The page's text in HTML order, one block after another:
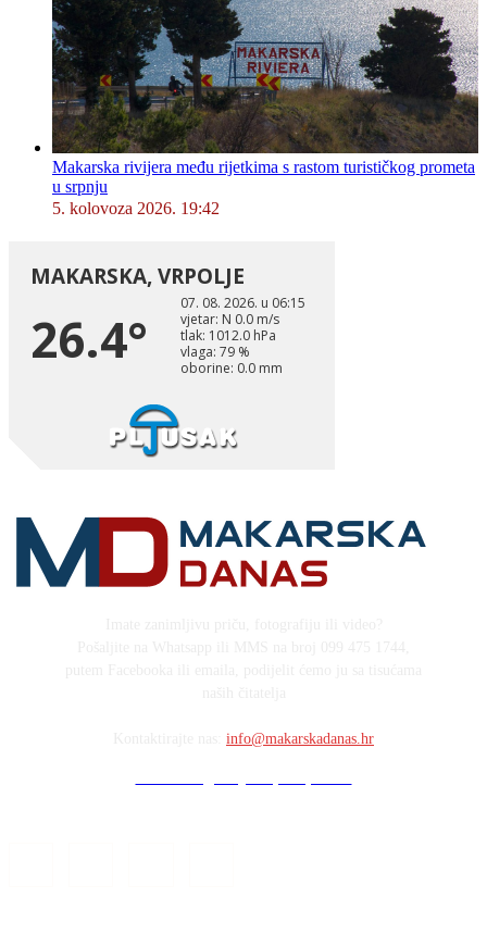
Makarska rivijera među rijetkima s rastom turističkog prometa
u srpnju
5. kolovoza 2026. 19:42
info@makarskadanas.hr